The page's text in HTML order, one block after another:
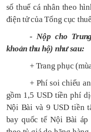
số thuế cá nhân theo
điện tử của Tổng cục
- Nộp cho
khoản thu hộ) như sau:
+ Trang phục
+ Phí soi chiếu
gồm 1,5 USD tiền phí
Nội Bài và 9 USD tiền
bay quốc tế Nội Bài